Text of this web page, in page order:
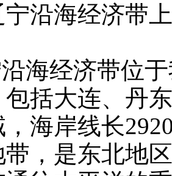
沿海经济带
海经济带位
括大连、丹
海岸线长
带，是东北地